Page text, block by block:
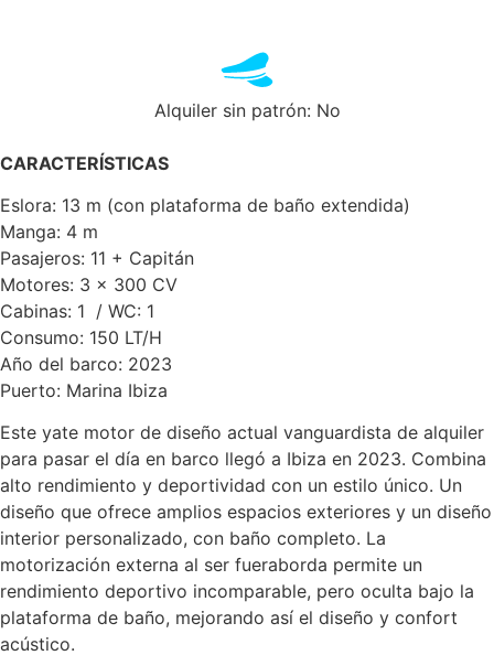
Alquiler sin patrón: No
CARACTERÍSTICAS
Eslora: 13 m (con plataforma de baño extendida)
Manga: 4 m
Pasajeros: 11 + Capitán
Motores: 3 x 300 CV
Cabinas: 1 / WC: 1
Consumo: 150 LT/H
Año del barco: 2023
Puerto: Marina Ibiza
Este yate motor de diseño actual vanguardista de alquiler
para pasar el día en barco llegó a Ibiza en 2023. Combina
alto rendimiento y deportividad con un estilo único. Un
diseño que ofrece amplios espacios exteriores y un diseño
interior personalizado, con baño completo. La
motorización externa al ser fueraborda permite un
rendimiento deportivo incomparable, pero oculta bajo la
plataforma de baño, mejorando así el diseño y confort
acústico.